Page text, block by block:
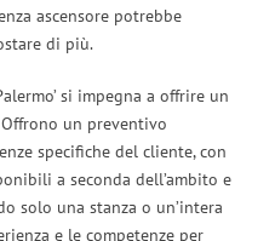
ascensore potrebbe
di più.
si impegna a offrire un
un preventivo
specifiche del cliente, con
a seconda dell’ambito e
solo una stanza o un’intera
e le competenze per